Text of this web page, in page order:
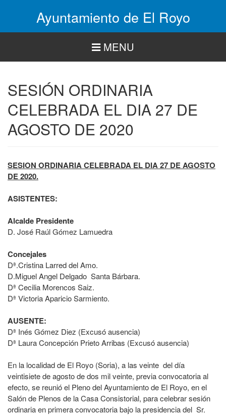
Ayuntamiento de El Royo
MENU
SESIÓN ORDINARIA
CELEBRADA EL DIA 27 DE
AGOSTO DE 2020
SESION ORDINARIA CELEBRADA EL DIA 27 DE AGOSTO
DE 2020.
ASISTENTES:
Alcalde Presidente
D. José Raúl Gómez Lamuedra
Concejales
Dª.Cristina Larred del Amo.
D.Miguel Angel Delgado Santa Bárbara.
Dª Cecilia Morencos Saiz.
Dª Victoria Aparicio Sarmiento.
AUSENTE:
Dª Inés Gómez Diez (Excusó ausencia)
Dª Laura Concepción Prieto Arribas (Excusó ausencia)
En la localidad de El Royo (Soria), a las veinte del día
veintisiete de agosto de dos mil veinte, previa convocatoria al
efecto, se reunió el Pleno del Ayuntamiento de El Royo, en el
Salón de Plenos de la Casa Consistorial, para celebrar sesión
ordinaria en primera convocatoria bajo la presidencia del Sr.